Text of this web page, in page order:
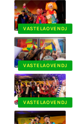
VASTELAOVENDJ
VASTELAOVENDJ
VASTELAOVENDJ